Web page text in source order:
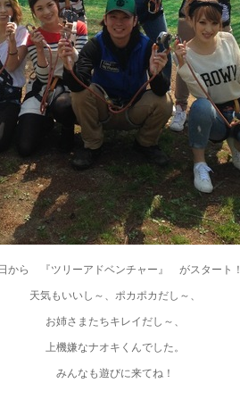
から 『ツリーアドベンチャー』 がスタート！
天気もいいし～、ポカポカだし～、
お姉さまたちキレイだし～、
上機嫌なナオキくんでした。
みんなも遊びに来てね！